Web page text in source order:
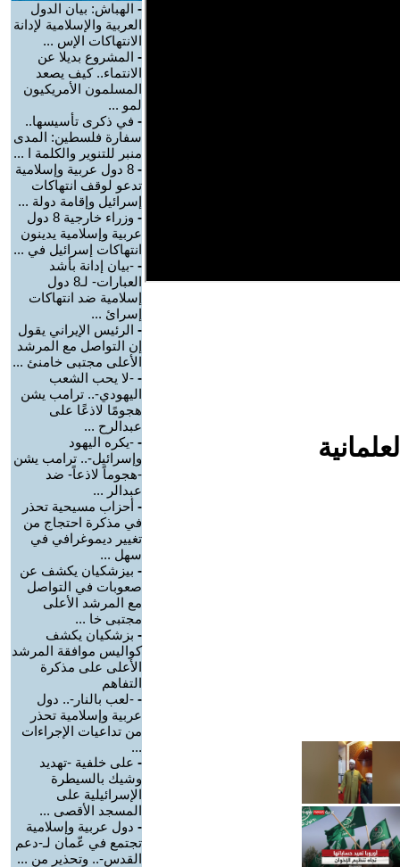
- الهباش: بيان الدول
العربية والإسلامية لإدانة
الانتهاكات الإس ...
- المشروع بديلا عن
الانتماء.. كيف يصعد
المسلمون الأمريكيون
لمو ...
- في ذكرى تأسيسها..
سفارة فلسطين: المدى
منبر للتنوير والكلمة ا ...
-
8 دول عربية وإسلامية
تدعو لوقف انتهاكات
إسرائيل وإقامة دولة ...
-
وزراء خارجية 8 دول
عربية وإسلامية يدينون
انتهاكات إسرائيل في ...
- -بيان إدانة بأشد
العبارات- لـ8 دول
إسلامية ضد انتهاكات
إسرائ ...
- الرئيس الإيراني يقول
إن التواصل مع المرشد
الأعلى مجتبى خامنئ ...
- -لا يحب الشعب
اليهودي-.. ترامب يشن
هجومًا لاذعًا على
عبدالرح ...
- -يكره اليهود
وإسرائيل-.. ترامب يشن
-هجوماً لاذعاً- ضد
عبدالر ...
- أحزاب مسيحية تحذر
في مذكرة احتجاج من
تغيير ديموغرافي في
سهل ...
- بيزشكيان يكشف عن
صعوبات في التواصل
مع المرشد الأعلى
مجتبى خا ...
- بزشكيان يكشف
كواليس موافقة المرشد
الأعلى على مذكرة
التفاهم
- -لعب بالنار-.. دول
عربية وإسلامية تحذر
من تداعيات الإجراءات
...
- على خلفية -تهديد
وشيك بالسيطرة
الإسرائيلية على
المسجد الأقصى ...
- دول عربية وإسلامية
تجتمع في عّمان لـ-دعم
القدس-.. وتحذير من ...